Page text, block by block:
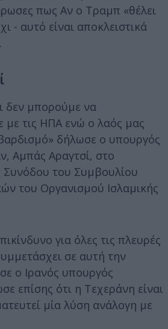
πως Αν ο Τραμπ «θέλει
- αυτό είναι αποκλειστικά
δεν μπορoύμε να
με τις ΗΠΑ ενώ ο λαός μας
δήλωσε ο υπουργός
Αμπάς Αραγτσί, στο
Συνόδου του Συμβουλίου
του Οργανισμού Ισλαμικής
για όλες τις πλευρές
σε αυτή την
ο Ιρανός υπουργός
επίσης ότι η Τεχεράνη είναι
μία λύση ανάλογη με